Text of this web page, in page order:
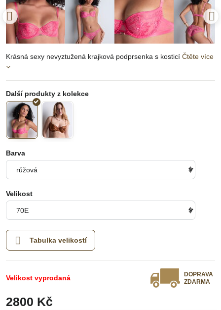
Krásná sexy nevyztužená krajková podprsenka s kosticí Čtěte více
Barva
Velikost
Tabulka velikostí
Velikost vyprodaná
DOPRAVA
ZDARMA
2800 Kč